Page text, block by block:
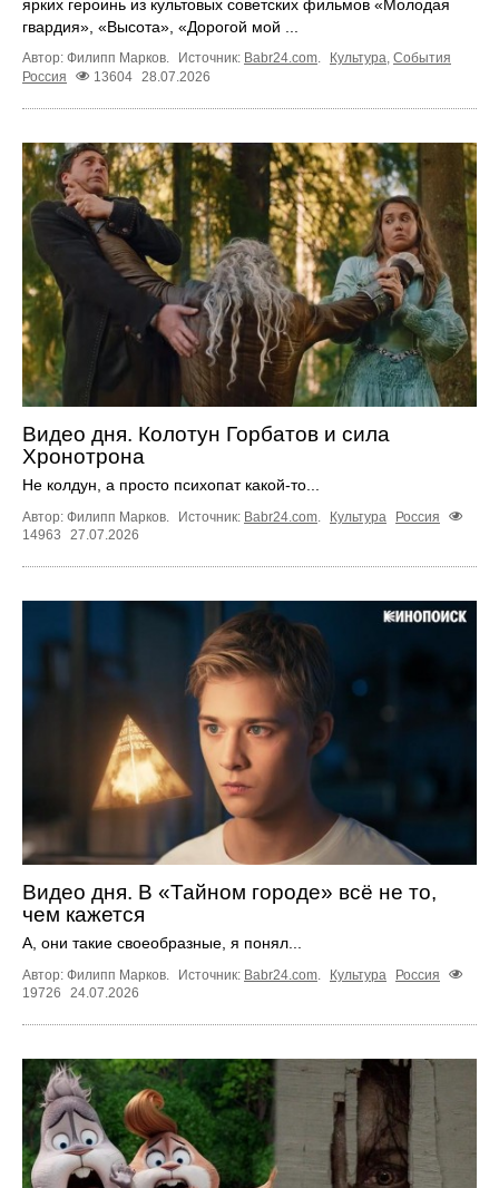
ярких героинь из культовых советских фильмов «Молодая
гвардия», «Высота», «Дорогой мой ...
Автор: Филипп Марков. Источник: Babr24.com. Культура, События
Россия
13604 28.07.2026
Видео дня. Колотун Горбатов и сила
Хронотрона
Не колдун, а просто психопат какой‑то...
Автор: Филипп Марков. Источник: Babr24.com. Культура
Россия
14963
27.07.2026
Видео дня. В «Тайном городе» всё не то,
чем кажется
А, они такие своеобразные, я понял...
Автор: Филипп Марков. Источник: Babr24.com. Культура
Россия
19726
24.07.2026